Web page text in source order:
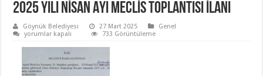
2025 YILI NİSAN AYI MECLİS TOPLANTISI İLANI
Göynük Belediyesi 27 Mart 2025
Genel
2025
NİSAN
MECLİS
TOPLANTISI
yorumlar kapalı 733 Görüntüleme